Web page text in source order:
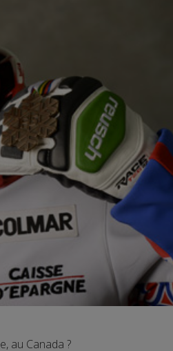
au Canada ?